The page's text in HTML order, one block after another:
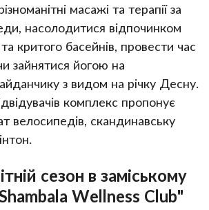
масажі та терапії за
насолодитися відпочинком
критого басейнів, провести час
зайнятися йогою на
з видом на річку Десну.
комплекс пропонує
велосипедів, скандинавську
сезон в заміському
Wellness Club"